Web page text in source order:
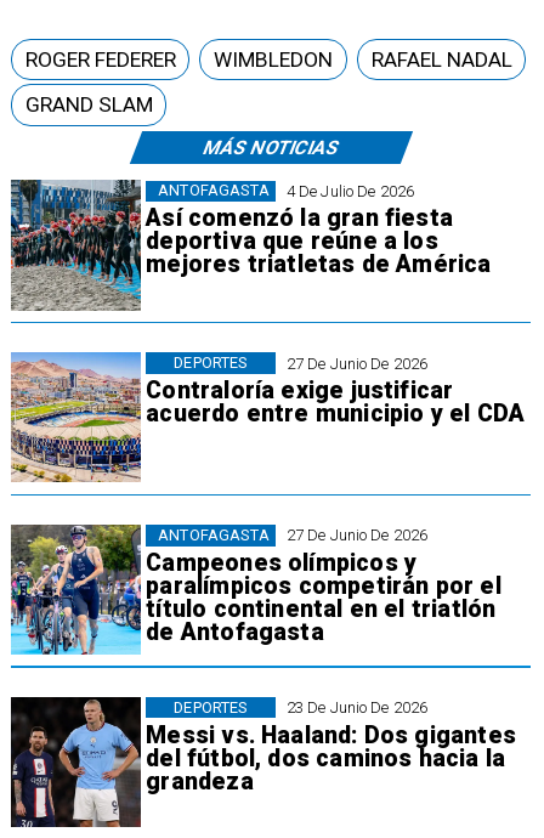
MÁS NOTICIAS
4 De Julio De 2026
Así comenzó la gran fiesta
deportiva que reúne a los
mejores triatletas de América
ANTOFAGASTA
27 De Junio De 2026
Contraloría exige justificar
acuerdo entre municipio y el CDA
DEPORTES
27 De Junio De 2026
Campeones olímpicos y
paralímpicos competirán por el
título continental en el triatlón
de Antofagasta
ANTOFAGASTA
23 De Junio De 2026
Messi vs. Haaland: Dos gigantes
del fútbol, dos caminos hacia la
grandeza
DEPORTES
ROGER FEDERER WIMBLEDON
RAFAEL NADAL
GRAND SLAM